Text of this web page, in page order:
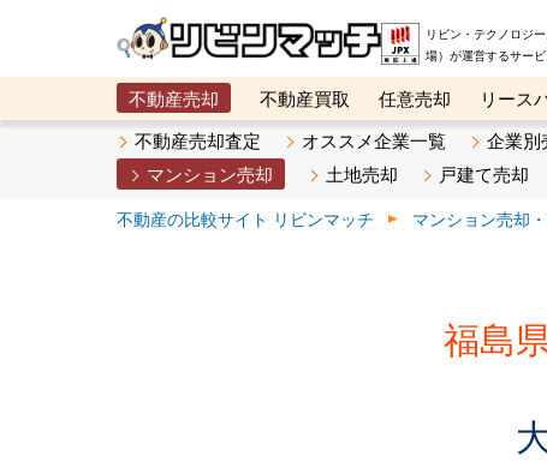
リビン・テクノロジ
場）が運営するサ
不動産売却 不動産買取 任意売却 リース
メタ住宅展示場
ベスト不動産カンパニー オン
不動産売却査定 オススメ企業一覧 企業別
マンション売却
土地売却 戸建て売却
不動産の比較サイト リビンマッチ マンション売却
福島